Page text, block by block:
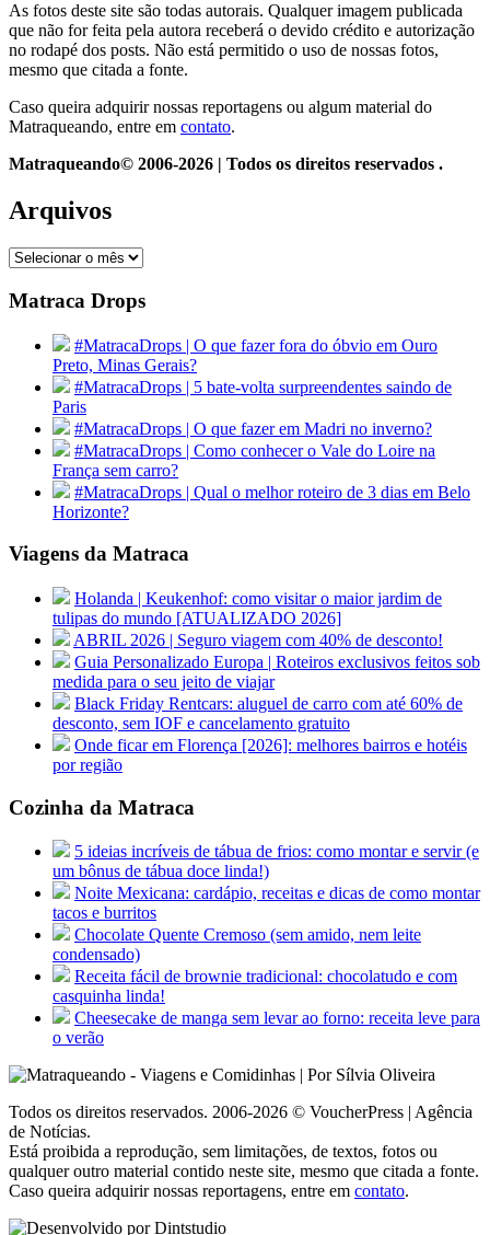
As fotos deste site são todas autorais. Qualquer imagem publicada
que não for feita pela autora receberá o devido crédito e autorização
no rodapé dos posts. Não está permitido o uso de nossas fotos,
mesmo que citada a fonte.
Caso queira adquirir nossas reportagens ou algum material do
Matraqueando, entre em contato.
Matraqueando© 2006-2026 | Todos os direitos reservados .
Arquivos
Arquivos
Matraca Drops
#MatracaDrops | O que fazer fora do óbvio em Ouro
Preto, Minas Gerais?
#MatracaDrops | 5 bate-volta surpreendentes saindo de
Paris
#MatracaDrops | O que fazer em Madri no inverno?
#MatracaDrops | Como conhecer o Vale do Loire na
França sem carro?
#MatracaDrops | Qual o melhor roteiro de 3 dias em Belo
Horizonte?
Viagens da Matraca
Holanda | Keukenhof: como visitar o maior jardim de
tulipas do mundo [ATUALIZADO 2026]
ABRIL 2026 | Seguro viagem com 40% de desconto!
Guia Personalizado Europa | Roteiros exclusivos feitos sob
medida para o seu jeito de viajar
Black Friday Rentcars: aluguel de carro com até 60% de
desconto, sem IOF e cancelamento gratuito
Onde ficar em Florença [2026]: melhores bairros e hotéis
por região
Cozinha da Matraca
5 ideias incríveis de tábua de frios: como montar e servir (e
um bônus de tábua doce linda!)
Noite Mexicana: cardápio, receitas e dicas de como montar
tacos e burritos
Chocolate Quente Cremoso (sem amido, nem leite
condensado)
Receita fácil de brownie tradicional: chocolatudo e com
casquinha linda!
Cheesecake de manga sem levar ao forno: receita leve para
o verão
Todos os direitos reservados. 2006-2026 © VoucherPress | Agência
de Notícias.
Está proibida a reprodução, sem limitações, de textos, fotos ou
qualquer outro material contido neste site, mesmo que citada a fonte.
Caso queira adquirir nossas reportagens, entre em contato.